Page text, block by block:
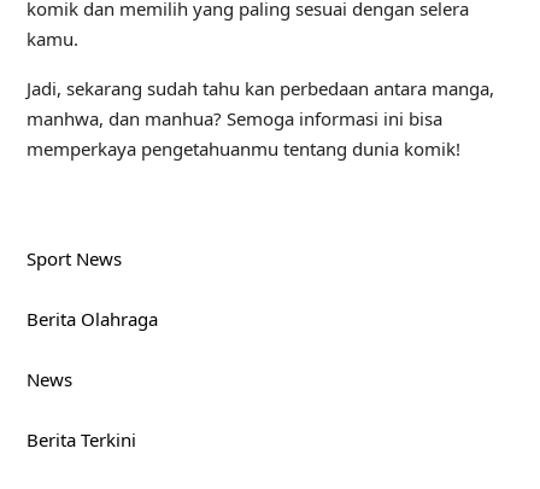
komik dan memilih yang paling sesuai dengan selera
kamu.
Jadi, sekarang sudah tahu kan perbedaan antara manga,
manhwa, dan manhua? Semoga informasi ini bisa
memperkaya pengetahuanmu tentang dunia komik!
Sport News
Berita Olahraga
News
Berita Terkini